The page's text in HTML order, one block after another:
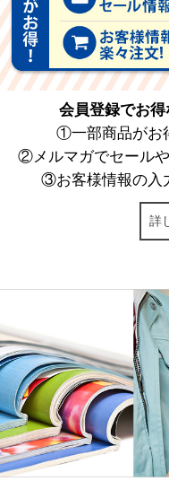
会員登録でお
①一部商品がお
②メルマガでセール
③お客様情報の入
詳